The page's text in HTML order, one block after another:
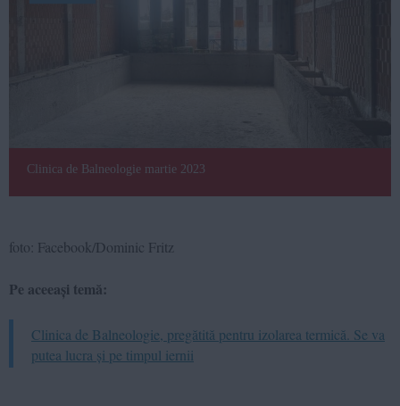
Clinica de Balneologie martie 2023
foto: Facebook/Dominic Fritz
Pe aceeași temă:
Clinica de Balneologie, pregătită pentru izolarea termică. Se va
putea lucra și pe timpul iernii